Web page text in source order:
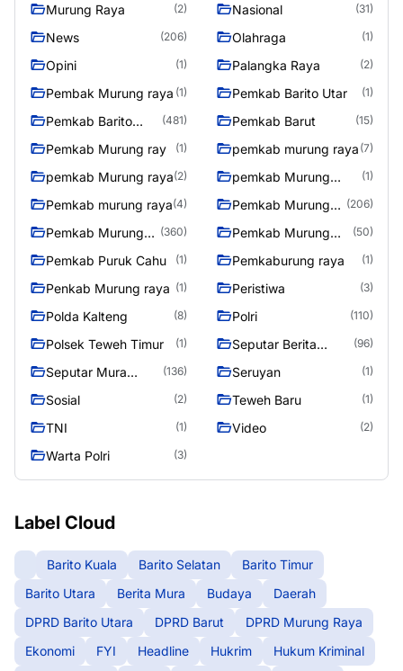
Murung Raya (2) Nasional (31)
News (206) Olahraga (1)
Opini (1) Palangka Raya (2)
Pembak Murung raya (1) Pemkab Barito Utar (1)
Pemkab Barito
(481) Pemkab Barut (15)
Pemkab Murung ray (1) pemkab murung raya (7)
pemkab Murung raya(2)
pemkab Murung
(1)
Pemkab murung raya(4)
Pemkab Murung
(206)
Pemkab Murung
(360)
Pemkab Murung
(50)
Pemkab Puruk Cahu (1) Pemkaburung raya (1)
Penkab Murung raya (1) Peristiwa (3)
Polda Kalteng (8) Polri (110)
Polsek Teweh Timur (1)
Seputar Berita
(96)
Seputar Mura
(136) Seruyan (1)
Sosial (2) Teweh Baru (1)
TNI (1) Video (2)
Warta Polri (3)
Label Cloud
Barito Kuala Barito Selatan
Barito Timur
Barito Utara
Berita Mura Budaya
Daerah
DPRD Barito Utara
DPRD Barut
DPRD Murung Raya
Ekonomi
FYI Headline Hukrim
Hukum Kriminal